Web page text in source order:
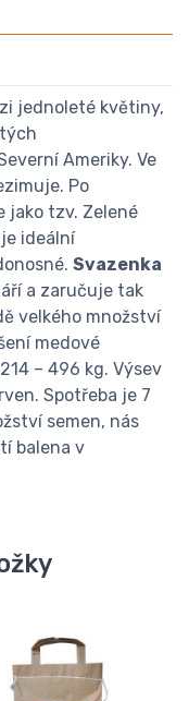
jednoleté květiny,
Ameriky. Ve
Po
jako tzv. Zelené
je ideální
Svazenka
a zaručuje tak
velkého množství
medové
– 496 kg. Výsev
Spotřeba je 7
semen, nás
balena v